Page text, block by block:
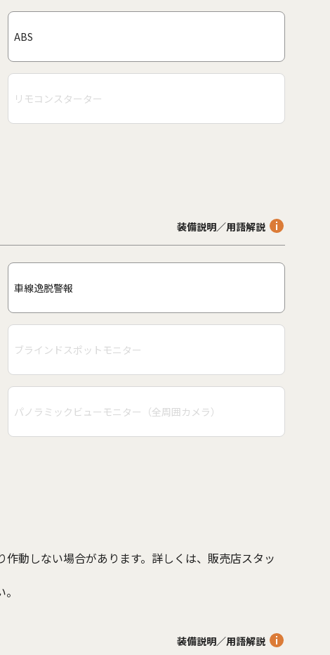
ABS
リモコンスターター
装備説明／用語解説
車線逸脱警報
ブラインドスポットモニター
パノラミックビューモニター（全周囲カメラ）
動しない場合があります。詳しくは、販売店スタッ
装備説明／用語解説